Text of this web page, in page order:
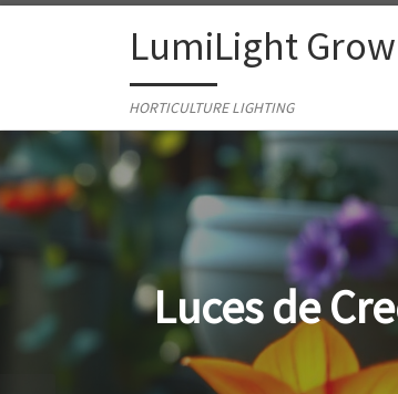
Skip to contentLumiLight Grow
HORTICULTURE LIGHTING
Lámparas